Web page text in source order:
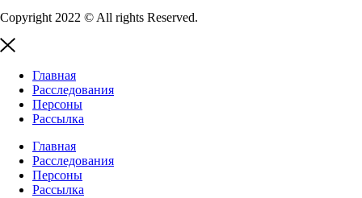
Copyright 2022 © All rights Reserved.
Главная
Расследования
Персоны
Рассылка
Главная
Расследования
Персоны
Рассылка